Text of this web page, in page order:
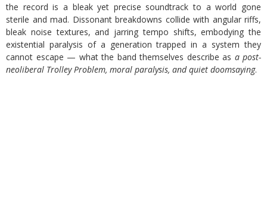
the record is a bleak yet precise soundtrack to a world gone
sterile and mad. Dissonant breakdowns collide with angular riffs,
bleak noise textures, and jarring tempo shifts, embodying the
existential paralysis of a generation trapped in a system they
cannot escape — what the band themselves describe as a post-
neoliberal Trolley Problem, moral paralysis, and quiet doomsaying.